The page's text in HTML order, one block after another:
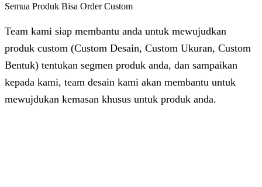
Semua Produk Bisa Order Custom
Team kami siap membantu anda untuk mewujudkan
produk custom (Custom Desain, Custom Ukuran, Custom
Bentuk) tentukan segmen produk anda, dan sampaikan
kepada kami, team desain kami akan membantu untuk
mewujdukan kemasan khusus untuk produk anda.